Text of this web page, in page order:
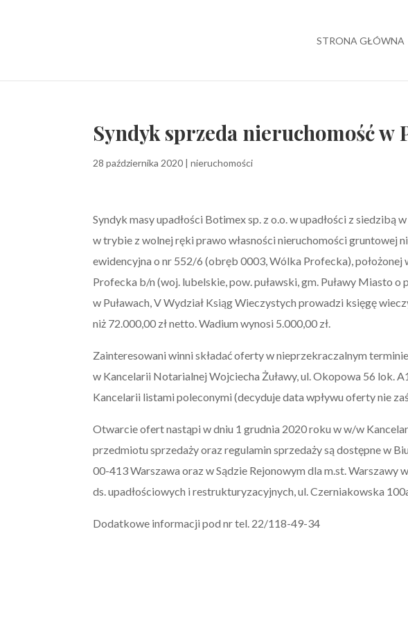
STRONA GŁÓWNA
Syndyk sprzeda nieruchomość w
28 października 2020 |nieruchomości
Syndyk masy upadłości Botimex sp. z o.o. w upadłości z
w trybie z wolnej ręki prawo własności nieruchomości gruntowej
ewidencyjna o nr 552/6 (obręb 0003, Wólka Profecka),
Profecka b/n (woj. lubelskie, pow. puławski, gm. Puławy Miasto
w Puławach, V Wydział Ksiąg Wieczystych prowadzi księgę
niż 72.000,00 zł netto. Wadium wynosi 5.000,00 zł.
Zainteresowani winni składać oferty w nieprzekraczalnym
w Kancelarii Notarialnej Wojciecha Żuławy, ul. Okopowa 56 lok.
Kancelarii listami poleconymi (decyduje data wpływu oferty nie
Otwarcie ofert nastąpi w dniu 1 grudnia 2020 roku w w/w
przedmiotu sprzedaży oraz regulamin sprzedaży są dostępne w
00-413 Warszawa oraz w Sądzie Rejonowym dla m.st. Warszawy
ds. upadłościowych i restrukturyzacyjnych, ul. Czerniakowska
Dodatkowe informacji pod nr tel. 22/118-49-34